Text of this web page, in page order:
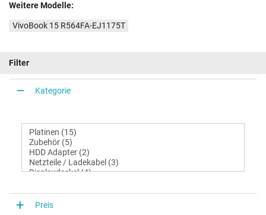
Weitere Modelle:
VivoBook 15 R564FA-EJ1175T
Filter
Kategorie
Preis